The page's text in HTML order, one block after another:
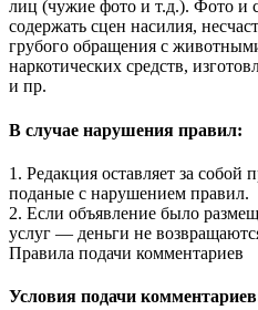
лиц (чужие фото и т.д.). Фото и
содержать сцен насилия,
грубого обращения с
наркотических средств,
и пр.
В случае нарушения правил:
1. Редакция оставляет за собой
поданые с нарушением правил.
2. Если объявление было
услуг — деньги не
Правила подачи комментариев
Условия подачи